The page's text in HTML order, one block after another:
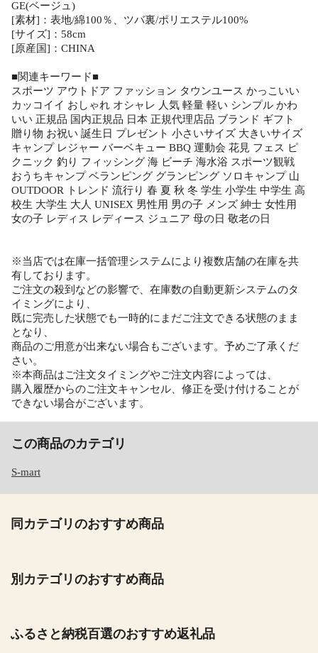
GE(ベージュ)
[素材]：表地/綿100％、ツバ裏/ポリエステル100%
[サイズ]：58cm
[原産国]：CHINA
■関連キーワード■
スポーツ アウトドア ファッション タウンユース かっこいい
カッコイイ おしゃれ オシャレ 人気 軽量 軽い シンプル かわ
いい 正規品 国内正規品 日本 正規代理店品 ブランド ギフト
贈り物 お祝い 誕生日 プレゼント 小さいサイズ 大きいサイズ
キャンプ レジャー バーベキュー BBQ 運動会 花見 フェス ピ
クニック 釣り フィッシング 海 ビーチ 海水浴 スポーツ観戦
おうちキャンプ ベランピング グランピング ソロキャンプ 山
OUTDOOR トレンド 流行り 春 夏 秋 冬 学生 小学生 中学生 高
校生 大学生 大人 UNISEX 男性用 男の子 メンズ 紳士 女性用
女の子 レディス レディース ジュニア 母の日 敬老の日
※当店では在庫一括管理システムにより複数店舗の在庫を共
有しております。
ご注文の殺到などの影響で、在庫数の自動更新システムのタ
イミングにより、
既に完売した状態でも一時的にまだご注文できる状態のまま
となり、
商品のご用意が出来ない場合もございます。予めご了承くだ
さい。
※本商品はご注文タイミングやご注文内容によっては、
購入履歴からのご注文キャンセル、修正を受け付けることが
できない場合がございます。
この商品のカテゴリ
S-mart
同カテゴリのおすすめ商品
別カテゴリのおすすめ商品
ふるさと納税百選のおすすめ返礼品